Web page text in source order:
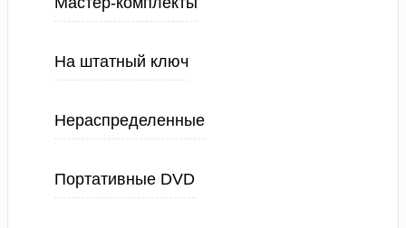
На штатный ключ
Нераспределенные
Портативные DVD